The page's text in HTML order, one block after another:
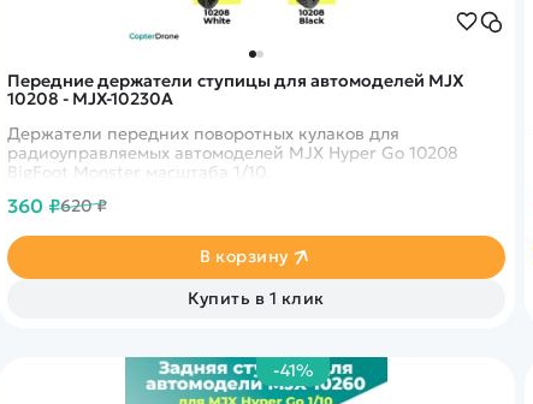
Передние держатели ступицы для автомоделей MJX
10208 - MJX-10230A
Держатели передних поворотных кулаков для
радиоуправляемых автомоделей MJX Hyper Go 10208
BigFoot Monster масштаба 1/10.
360 ₽620 ₽
В корзину
Купить в 1 клик
-41%